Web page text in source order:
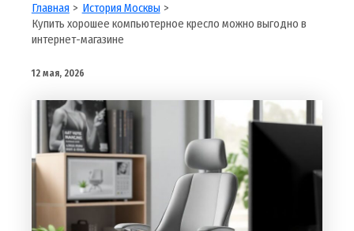
Главная
История Москвы
Купить хорошее компьютерное кресло можно выгодно в
интернет-магазине
12 мая, 2026